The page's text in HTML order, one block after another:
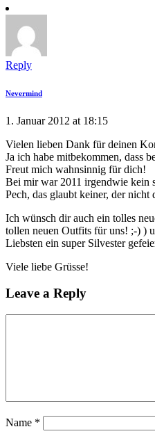
Reply
Nevermind
1. Januar 2012 at 18:15
Vielen lieben Dank für deinen
Ja ich habe mitbekommen, dass
Freut mich wahnsinnig für dich!
Bei mir war 2011 irgendwie kein
Pech, das glaubt keiner, der
Ich wünsch dir auch ein tolles
tollen neuen Outfits für uns! ;-) )
Liebsten ein super Silvester
Viele liebe Grüsse!
Leave a Reply
Name *